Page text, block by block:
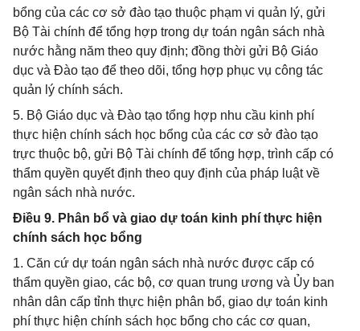
bổng của các cơ sở đào tạo thuộc phạm vi quản lý, gửi
Bộ Tài chính để tổng hợp trong dự toán ngân sách nhà
nước hằng năm theo quy định; đồng thời gửi Bộ Giáo
dục và Đào tạo để theo dõi, tổng hợp phục vụ công tác
quản lý chính sách.
5. Bộ Giáo dục và Đào tạo tổng hợp nhu cầu kinh phí
thực hiện chính sách học bổng của các cơ sở đào tạo
trực thuộc bộ, gửi Bộ Tài chính để tổng hợp, trình cấp có
thẩm quyền quyết định theo quy định của pháp luật về
ngân sách nhà nước.
Điều 9. Phân bổ và giao dự toán kinh phí thực hiện
chính sách học bổng
1. Căn cứ dự toán ngân sách nhà nước được cấp có
thẩm quyền giao, các bộ, cơ quan trung ương và Ủy ban
nhân dân cấp tỉnh thực hiện phân bổ, giao dự toán kinh
phí thực hiện chính sách học bổng cho các cơ quan,